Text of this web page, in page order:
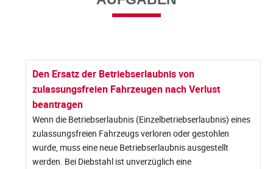
Den Ersatz der Betriebserlaubnis von
zulassungsfreien Fahrzeugen nach Verlust
beantragen
Wenn die Betriebserlaubnis (Einzelbetriebserlaubnis) eines
zulassungsfreien Fahrzeugs verloren oder gestohlen
wurde, muss eine neue Betriebserlaubnis ausgestellt
werden. Bei Diebstahl ist unverzüglich eine